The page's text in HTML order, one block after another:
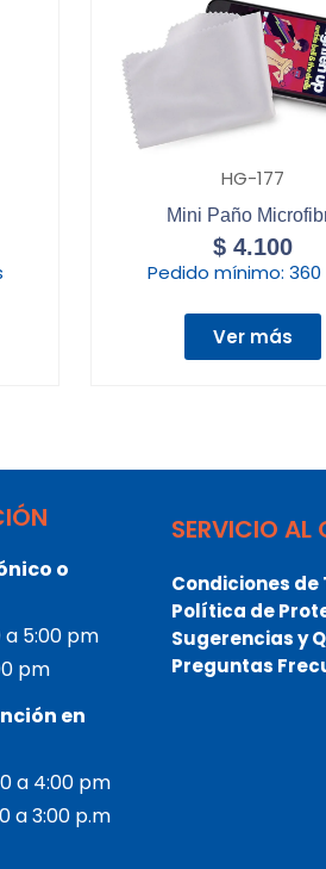
HG-177
Mini Paño
$ 4.100
Pedido mínimo: 360
Ver más
o
a 5:00 pm
pm
en
a 4:00 pm
a 3:00 p.m
SERVICIO AL
Condiciones
Política de
Sugerencias y
Preguntas